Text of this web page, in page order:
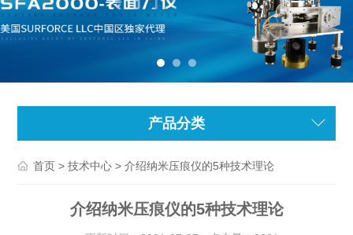
产品分类
首页 >技术中心 > 介绍纳米压痕仪的5种技术理论
介绍纳米压痕仪的5种技术理论